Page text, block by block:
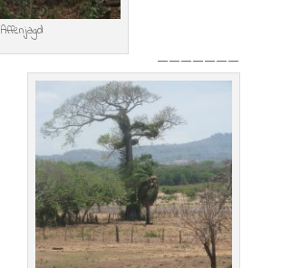
Affenjagd
———————